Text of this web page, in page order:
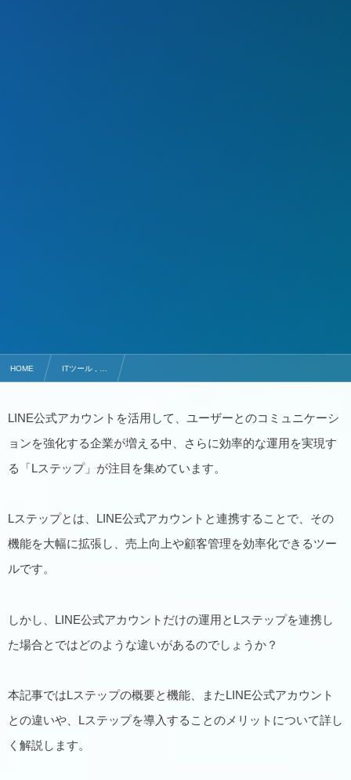
HOME ITツール , …
LINE公式アカウントを活用して、ユーザーとのコミュニケーシ
ョンを強化する企業が増える中、さらに効率的な運用を実現す
る「Lステップ」が注目を集めています。
Lステップとは、LINE公式アカウントと連携することで、その
機能を大幅に拡張し、売上向上や顧客管理を効率化できるツー
ルです。
しかし、LINE公式アカウントだけの運用とLステップを連携し
た場合とではどのような違いがあるのでしょうか？
本記事ではLステップの概要と機能、またLINE公式アカウント
との違いや、Lステップを導入することのメリットについて詳し
く解説します。